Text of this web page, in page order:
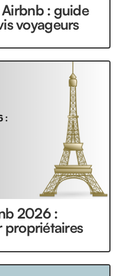
: guide
voyageurs
2026 :
propriétaires